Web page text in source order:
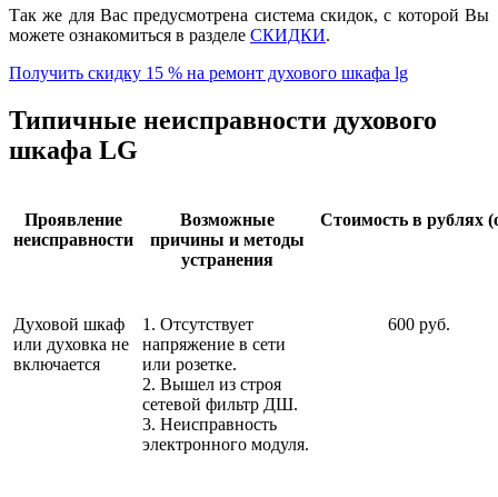
Так же для Вас предусмотрена система скидок, с которой Вы
можете ознакомиться в разделе СКИДКИ.
Получить скидку 15 % на ремонт духового шкафа lg
Типичные неисправности духового
шкафа LG
Проявление
неисправности
Возможные
причины и методы
устранения
Стоимость в рублях
Духовой шкаф
или духовка не
включается
1. Отсутствует
напряжение в сети
или розетке.
2. Вышел из строя
сетевой фильтр ДШ.
3. Неисправность
электронного модуля.
600 руб.